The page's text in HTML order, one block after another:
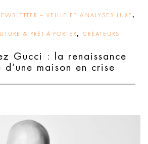
– VEILLE ET ANALYSES LUXE ,
& PRÊT-À-PORTER, CRÉATEURS
Gucci : la renaissance
maison en crise